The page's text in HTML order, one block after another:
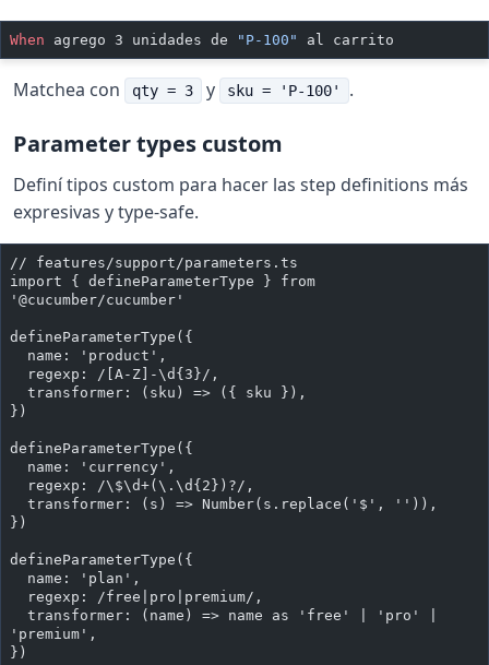
When agrego 3 unidades de "P-100" al carrito
Matchea con qty = 3 y sku = 'P-100' .
Parameter types custom
Definí tipos custom para hacer las step definitions más
expresivas y type-safe.
// features/support/parameters.ts
import { defineParameterType } from
'@cucumber/cucumber'
defineParameterType({
  name: 'product',
  regexp: /[A-Z]-\d{3}/,
  transformer: (sku) => ({ sku }),
})
defineParameterType({
  name: 'currency',
  regexp: /\$\d+(\.\d{2})?/,
  transformer: (s) => Number(s.replace('$', '')),
})
defineParameterType({
  name: 'plan',
  regexp: /free|pro|premium/,
'premium',
})